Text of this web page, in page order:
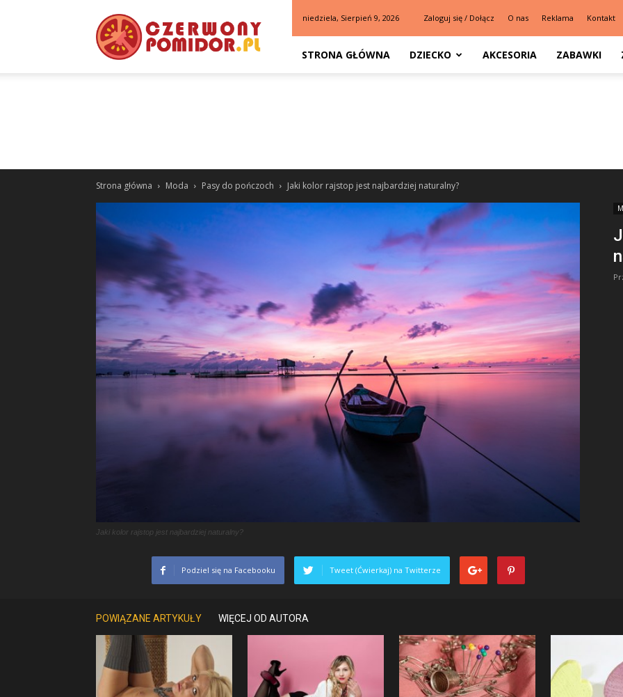
niedziela, Sierpień 9, 2026 Zaloguj się / Dołącz O nas Reklama Kontakt
STRONA GŁÓWNA DZIECKO AKCESORIA ZABAWKI
Strona główna Moda Pasy do pończoch Jaki kolor rajstop jest najbardziej naturalny?
Jaki kolor rajstop jest najbardziej naturalny?
Podziel się na Facebooku Tweet (Ćwierkaj) na Twitterze
POWIĄZANE ARTYKUŁY WIĘCEJ OD AUTORA